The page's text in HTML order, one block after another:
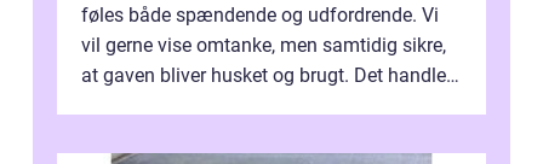
føles både spændende og udfordrende. Vi
vil gerne vise omtanke, men samtidig sikre,
at gaven bliver husket og brugt. Det handler